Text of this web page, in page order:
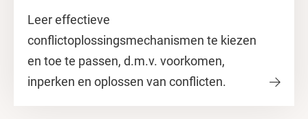
Leer effectieve
conflictoplossingsmechanismen te kiezen
en toe te passen, d.m.v. voorkomen,
inperken en oplossen van conflicten.